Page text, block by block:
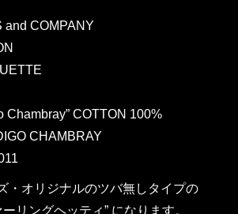
and COMPANY
Chambray” COTTON 100%
CHAMBRAY
・オリジナルのツバ無しタイプの
リングヘッティ” になります。